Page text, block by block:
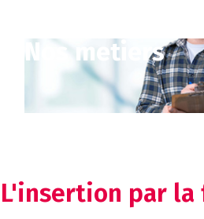
Nos metiers
L'insertion par la